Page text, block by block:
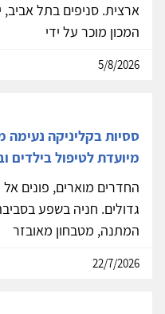
ארצית. סניפים בתל אביב,
המכון מוכר על ידי
5/8/2026
ססיות בקליניקה נעימה
מיועדת לטיפול בילדים
החדרים מוארים, פונים
גדולים. חניה בשפע
המתנה, מטבחון מאובזר
22/7/2026